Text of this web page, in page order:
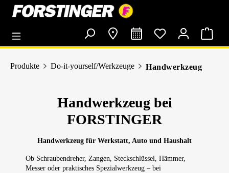
springen
Produkte Do-it-yourself/Werkzeuge Handwerkzeug
Handwerkzeug bei
FORSTINGER
Handwerkzeug für Werkstatt, Auto und Haushalt
Ob Schraubendreher, Zangen, Steckschlüssel, Hämmer,
Messer oder praktisches Spezialwerkzeug – bei